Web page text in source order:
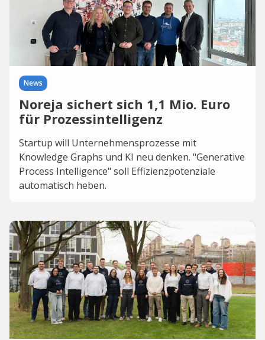
News
Noreja sichert sich 1,1 Mio. Euro
für Prozessintelligenz
Startup will Unternehmensprozesse mit
Knowledge Graphs und KI neu denken. "Generative
Process Intelligence" soll Effizienzpotenziale
automatisch heben.